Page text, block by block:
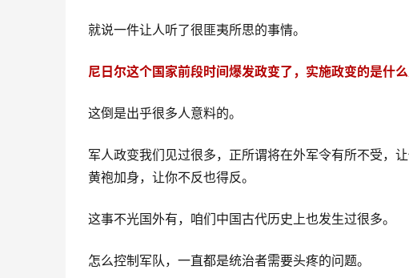
就说一件让人听了很匪夷所思的事情。
尼日尔这个国家前段时间爆发政变了，实施政变的是什么
这倒是出乎很多人意料的。
军人政变我们见过很多，正所谓将在外军令有所不受，
黄袍加身，让你不反也得反。
这事不光国外有，咱们中国古代历史上也发生过很多。
怎么控制军队，一直都是统治者需要头疼的问题。